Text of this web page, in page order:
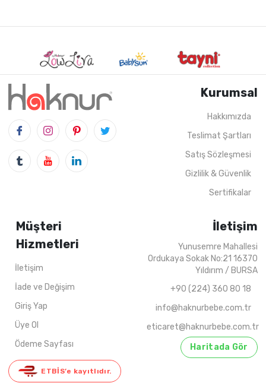
4 ADET 1-4 YAŞ 1-2-3-4
2022 YAZ
Kurumsal
Hakkımızda
Teslimat Şartları
Satış Sözleşmesi
Gizlilik & Güvenlik
Sertifikalar
Müşteri
Hizmetleri
İletişim
İade ve Değişim
Giriş Yap
Üye Ol
Ödeme Sayfası
ETBİS’e kayıtlıdır.
İletişim
Yunusemre Mahallesi
Ordukaya Sokak No:21 16370
Yıldırım / BURSA
+90 (224) 360 80 18
info@haknurbebe.com.tr
eticaret@haknurbebe.com.tr
Haritada Gör